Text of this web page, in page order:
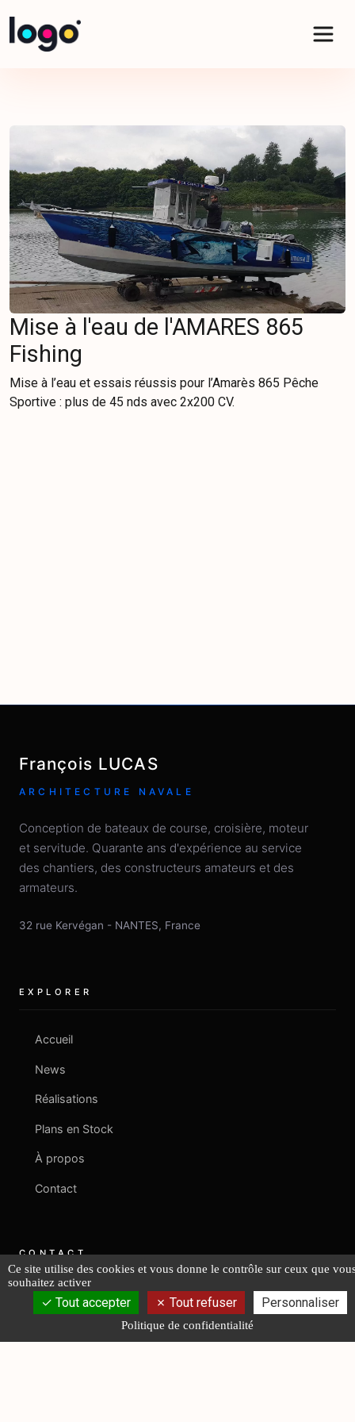
Mise à l'eau de l'AMARES 865
Fishing
Mise à l’eau et essais réussis pour l’Amarès 865 Pêche
Sportive : plus de 45 nds avec 2x200 CV.
François LUCAS
ARCHITECTURE NAVALE
Conception de bateaux de course, croisière, moteur
et servitude. Quarante ans d'expérience au service
des chantiers, des constructeurs amateurs et des
armateurs.
32 rue Kervégan - NANTES, France
EXPLORER
Accueil
News
Réalisations
Plans en Stock
À propos
Contact
CONTACT
+33 2 40 08 06 43
Ce site utilise des cookies et vous donne le contrôle sur ceux que
souhaitez activer
Tout accepter Tout refuser Personnaliser
Politique de confidentialité